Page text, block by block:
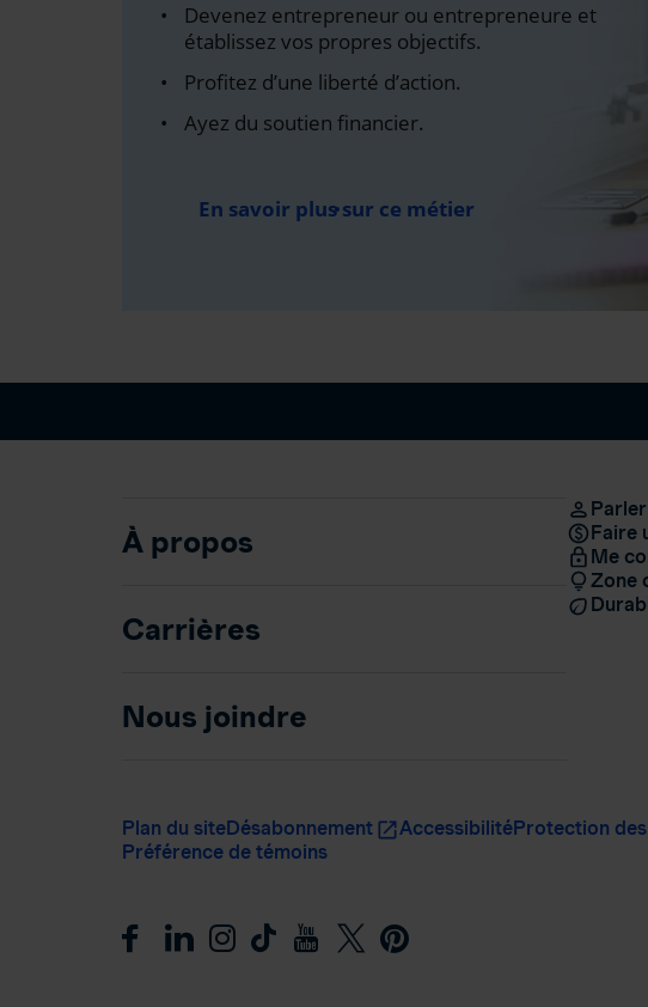
Devenez entrepreneur ou entrepreneure et
établissez vos propres objectifs.
Profitez d’une liberté d’action.
Ayez du soutien financier.
En savoir plus sur ce métier
À propos
Carrières
Nous joindre
Faire
Me
Zone
Plan du siteDésabonnement AccessibilitéProtection
Préférence de témoins